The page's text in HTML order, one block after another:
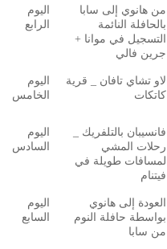
من هانوي إلى سابا
بالحافلة النائمة
التسجيل في موانا +
جرين فالي
اليوم
الرابع
لاو تشاي تافان _ قرية
كاتكات
اليوم
الخامس
فانسيبان بالتلفريك _
رحلات المشي
لمسافات طويلة في
فيتنام
اليوم
السادس
العودة إلى هانوي
بواسطة حافلة النوم
من سابا
اليوم
السابع